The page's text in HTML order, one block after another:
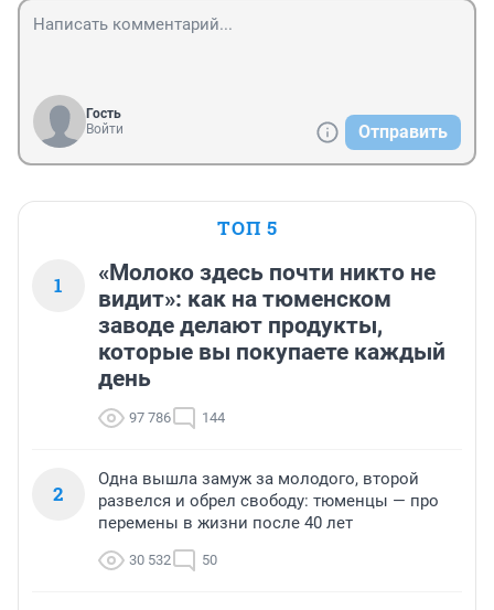
Гость
Войти
Отправить
ТОП 5
1
«Молоко здесь почти никто не
видит»: как на тюменском
заводе делают продукты,
которые вы покупаете каждый
день
97 786 144
2
Одна вышла замуж за молодого, второй
развелся и обрел свободу: тюменцы — про
перемены в жизни после 40 лет
30 532 50